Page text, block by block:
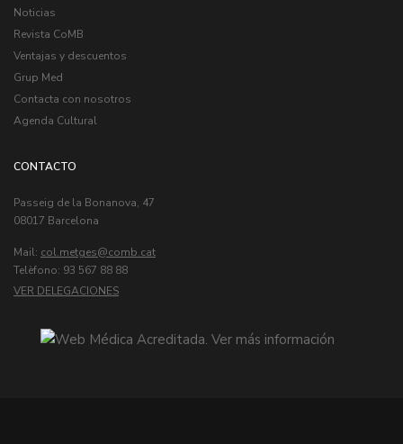
Noticias
Revista CoMB
Ventajas y descuentos
Grup Med
Contacta con nosotros
Agenda Cultural
CONTACTO
Passeig de la Bonanova, 47
08017 Barcelona
Mail: col.metges
Telèfono: 93 567 88 88
VER DELEGACIONES